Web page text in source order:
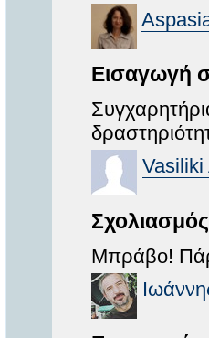
Εισαγωγή
Vasiliki
Μπράβο!